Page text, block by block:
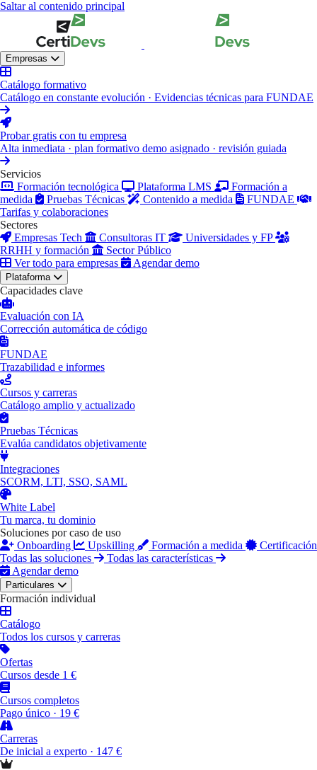
Saltar al contenido principal
Empresas
Catálogo formativo
Catálogo en constante evolución · Evidencias técnicas para FUNDAE
Probar gratis con tu empresa
Alta inmediata · plan formativo demo asignado · revisión guiada
Servicios
Formación tecnológica
Plataforma LMS
Formación a
medida
Pruebas Técnicas Contenido a medida
FUNDAE
Tarifas y colaboraciones
Sectores
Empresas Tech
Consultoras IT
Universidades y FP
RRHH y formación
Sector Público
Ver todo para empresas
Agendar demo
Plataforma
Capacidades clave
Evaluación con IA
Corrección automática de código
FUNDAE
Trazabilidad e informes
Cursos y carreras
Catálogo amplio y actualizado
Pruebas Técnicas
Evalúa candidatos objetivamente
Integraciones
SCORM, LTI, SSO, SAML
White Label
Tu marca, tu dominio
Soluciones por caso de uso
Onboarding
Upskilling Formación a medida
Certificación
Todas las soluciones
Todas las características
Agendar demo
Particulares
Formación individual
Catálogo
Todos los cursos y carreras
Ofertas
Cursos desde 1 €
Cursos completos
Pago único · 19 €
Carreras
De inicial a experto · 147 €